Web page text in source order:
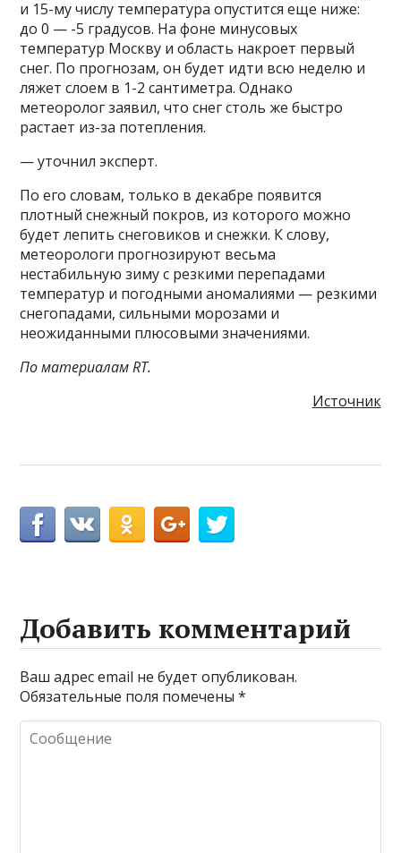
и 15-му числу температура опустится еще ниже:
до 0 — -5 градусов. На фоне минусовых
температур Москву и область накроет первый
снег. По прогнозам, он будет идти всю неделю и
ляжет слоем в 1-2 сантиметра. Однако
метеоролог заявил, что снег столь же быстро
растает из-за потепления.
— уточнил эксперт.
По его словам, только в декабре появится
плотный снежный покров, из которого можно
будет лепить снеговиков и снежки. К слову,
метеорологи прогнозируют весьма
нестабильную зиму с резкими перепадами
температур и погодными аномалиями — резкими
снегопадами, сильными морозами и
неожиданными плюсовыми значениями.
По материалам RT.
Источник
Добавить комментарий
Ваш адрес email не будет опубликован.
Обязательные поля помечены*